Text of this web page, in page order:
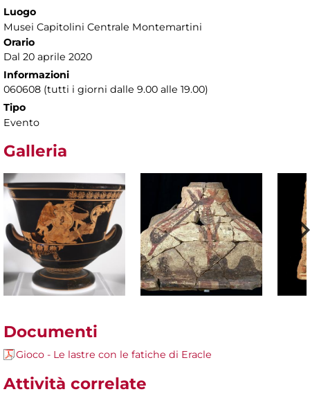
Luogo
Musei Capitolini Centrale Montemartini
Orario
Dal 20 aprile 2020
Informazioni
060608 (tutti i giorni dalle 9.00 alle 19.00)
Tipo
Evento
Galleria
Documenti
Gioco - Le lastre con le fatiche di Eracle
Attività correlate